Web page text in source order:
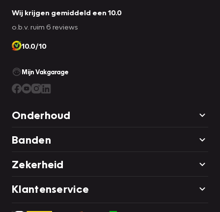
Wij krijgen gemiddeld een 10.0
o.b.v. ruim 6 reviews
10.0/10
Mijn Vakgarage
Onderhoud
Banden
Zekerheid
Klantenservice